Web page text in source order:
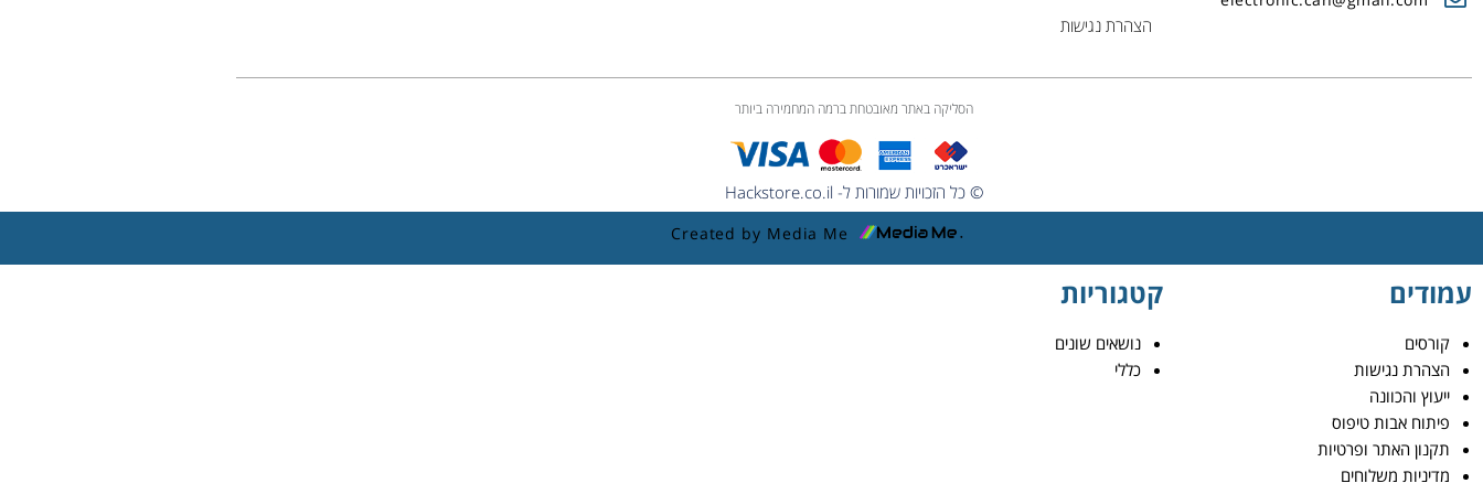
הצהרת נגישות
הסליקה באתר מאובטחת ברמה המחמירה ביותר
© כל הזכויות שמורות ל- Hackstore.co.il
Created by Media Me
עמודים
קורסים
הצהרת נגישות
ייעוץ והכוונה
פיתוח אבות טיפוס
תקנון האתר ופרטיות
מדיניות משלוחים
קטגוריות
נושאים שונים
כללי